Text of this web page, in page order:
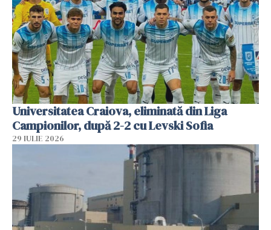
Universitatea Craiova, eliminată din Liga
Campionilor, după 2-2 cu Levski Sofia
29 IULIE 2026